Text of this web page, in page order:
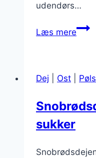
udendørs…
Læs mere
Dej Ost
sukker